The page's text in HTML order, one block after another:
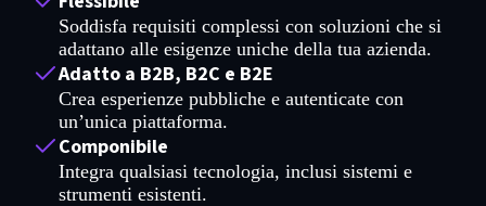
Soddisfa requisiti complessi con soluzioni che si
adattano alle esigenze uniche della tua azienda.
Adatto a B2B, B2C e B2E
Crea esperienze pubbliche e autenticate con
un’unica piattaforma.
Componibile
Integra qualsiasi tecnologia, inclusi sistemi e
strumenti esistenti.